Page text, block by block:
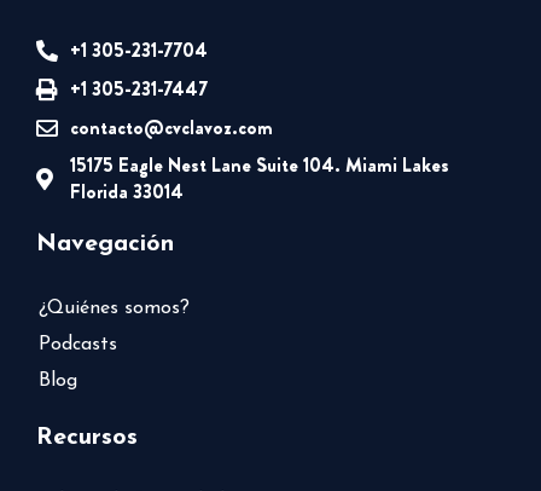
+1 305-231-7704
+1 305-231-7447
contacto@cvclavoz.com
15175 Eagle Nest Lane Suite 104. Miami Lakes
Florida 33014
Navegación
¿Quiénes somos?
Podcasts
Blog
Recursos